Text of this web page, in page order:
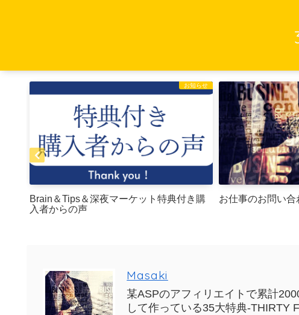
お知らせ
Brain＆Tips＆深夜マーケット特典付き購
入者からの声
お仕事のお問い
Masaki
某ASPのアフィリエイトで累計
して作っている35大特典-THIRTY